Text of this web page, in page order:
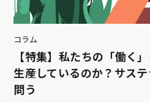
コラム
【特集】私たちの「働く
生産しているのか？サス
問う